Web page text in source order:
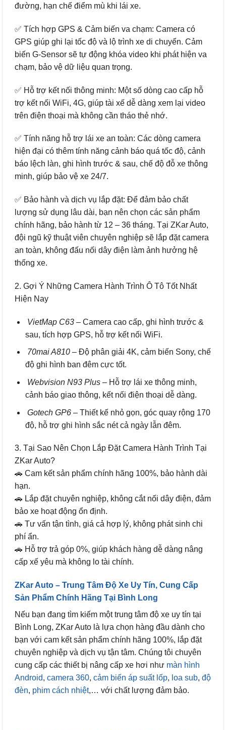
đường, hạn chế điểm mù khi lái xe.
✅ Tích hợp GPS & Cảm biến va chạm: Camera có
GPS giúp ghi lại tốc độ và lộ trình xe di chuyển. Cảm
biến G-Sensor sẽ tự động khóa video khi phát hiện va
chạm, bảo vệ dữ liệu quan trọng.
✅ Hỗ trợ kết nối thông minh: Một số dòng cao cấp hỗ
trợ kết nối WiFi, 4G, giúp tài xế dễ dàng xem lại video
trên điện thoại mà không cần tháo thẻ nhớ.
✅ Tính năng hỗ trợ lái xe an toàn: Các dòng camera
hiện đại có thêm tính năng cảnh báo quá tốc độ, cảnh
báo lệch làn, ghi hình trước & sau, chế độ đỗ xe thông
minh, giúp bảo vệ xe 24/7.
✅ Bảo hành và dịch vụ lắp đặt: Để đảm bảo chất
lượng sử dụng lâu dài, bạn nên chọn các sản phẩm
chính hãng, bảo hành từ 12 – 36 tháng. Tại ZKar Auto,
đội ngũ kỹ thuật viên chuyên nghiệp sẽ lắp đặt camera
an toàn, không đấu nối dây điện làm ảnh hưởng hệ
thống xe.
2. Gợi Ý Những Camera Hành Trình Ô Tô Tốt Nhất
Hiện Nay
VietMap C63– Camera cao cấp, ghi hình trước &
sau, tích hợp GPS, hỗ trợ kết nối WiFi.
70mai A810– Độ phân giải 4K, cảm biến Sony, chế
độ ghi hình ban đêm cực tốt.
Webvision N93 Plus– Hỗ trợ lái xe thông minh,
cảnh báo giao thông, kết nối điện thoại dễ dàng.
Gotech GP6– Thiết kế nhỏ gọn, góc quay rộng 170
độ, hỗ trợ ghi hình sắc nét cả ngày lẫn đêm.
3. Tại Sao Nên Chọn Lắp Đặt Camera Hành Trình Tại
ZKar Auto?
🚗 Cam kết sản phẩm chính hãng 100%, bảo hành dài
hạn.
🚗 Lắp đặt chuyên nghiệp, không cắt nối dây điện, đảm
bảo xe hoạt động ổn định.
🚗 Tư vấn tận tình, giá cả hợp lý, không phát sinh chi
phí ẩn.
🚗 Hỗ trợ trả góp 0%, giúp khách hàng dễ dàng nâng
cấp xế yêu mà không lo tài chính.
ZKar Auto – Trung Tâm Độ Xe Uy Tín, Cung Cấp
Sản Phẩm Chính Hãng Tại Bình Long
Nếu bạn đang tìm kiếm một trung tâm độ xe uy tín tại
Bình Long, ZKar Auto là lựa chọn hàng đầu dành cho
bạn với cam kết sản phẩm chính hãng 100%, lắp đặt
chuyên nghiệp và dịch vụ tận tâm. Chúng tôi chuyên
cung cấp các thiết bị nâng cấp xe hơi như màn hình
Android, camera 360, cảm biến áp suất lốp, loa sub, độ
đèn, phim cách nhiệt,… với chất lượng đảm bảo.